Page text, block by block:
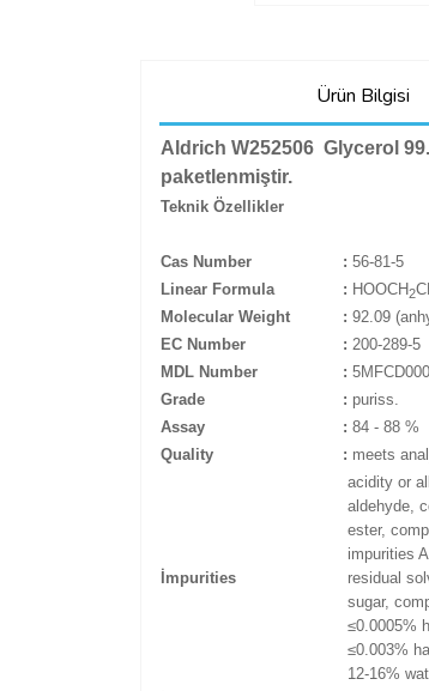
Ürün Bilgisi
Aldrich W252506 Glycerol
paketlenmiştir.
Teknik Özellikler
Cas Number : 56-81-5
Linear Formula
: HOOCH2
Molecular Weight
: 92.09
EC Number
: 200-289-5
MDL Number
:
Grade
: puriss.
Assay
: 84 - 88 %
Quality
: meets
İmpurities
acidity or
aldehyde,
ester,
impurities
residual
sugar,
≤0.0005%
≤0.003%
12-16%